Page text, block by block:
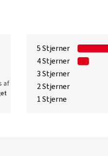
af
5 Stjerner
4 Stjerner
3 Stjerner
2 Stjerner
1 Stjerne